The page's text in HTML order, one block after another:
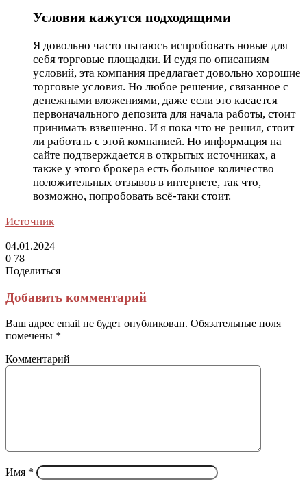
Условия кажутся подходящими
Я довольно часто пытаюсь испробовать новые для
себя торговые площадки. И судя по описаниям
условий, эта компания предлагает довольно хорошие
торговые условия. Но любое решение, связанное с
денежными вложениями, даже если это касается
первоначального депозита для начала работы, стоит
принимать взвешенно. И я пока что не решил, стоит
ли работать с этой компанией. Но информация на
сайте подтверждается в открытых источниках, а
также у этого брокера есть большое количество
положительных отзывов в интернете, так что,
возможно, попробовать всё-таки стоит.
Источник
04.01.2024
0 78
Поделиться
через
электронную
почту
Добавить комментарий
Ваш адрес email не будет опубликован. Обязательные поля
помечены *
Комментарий
Имя *